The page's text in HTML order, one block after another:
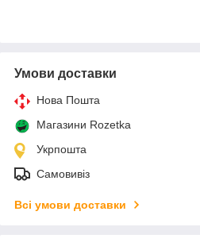
Умови доставки
Нова Пошта
Магазини Rozetka
Укрпошта
Самовивіз
Всі умови доставки